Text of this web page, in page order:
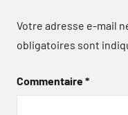
Votre adresse e-mail
obligatoires sont
Commentaire*